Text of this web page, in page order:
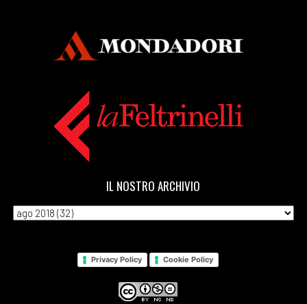
IL NOSTRO ARCHIVIO
Privacy Policy Cookie Policy